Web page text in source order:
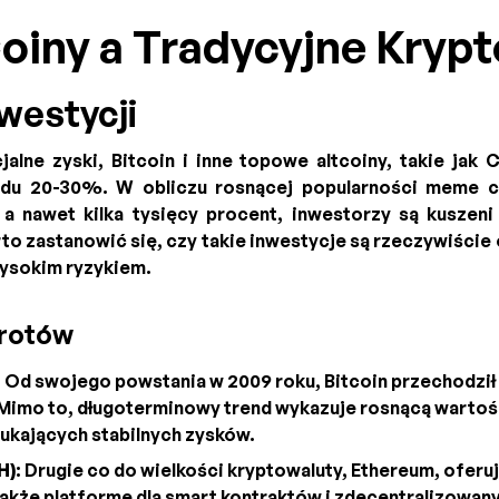
a Tradycyjne
zyski, Bitcoin i inne topowe altcoiny, takie jak
20-30%. W obliczu rosnącej popularności meme
nawet kilka tysięcy procent, inwestorzy są
zastanowić się, czy takie inwestycje są rzeczywiście
ryzykiem.
Od swojego powstania w 2009 roku, Bitcoin
to, długoterminowy trend wykazuje rosnącą
stabilnych zysków.
: Drugie co do wielkości kryptowaluty, Ethereum,